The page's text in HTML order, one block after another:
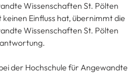
Wissenschaften St. Pölten
Einfluss hat, übernimmt die
Wissenschaften St. Pölten
der Hochschule für Angewandte